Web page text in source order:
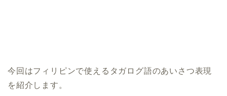
今回はフィリピンで使えるタガログ語のあいさつ表現
を紹介します。